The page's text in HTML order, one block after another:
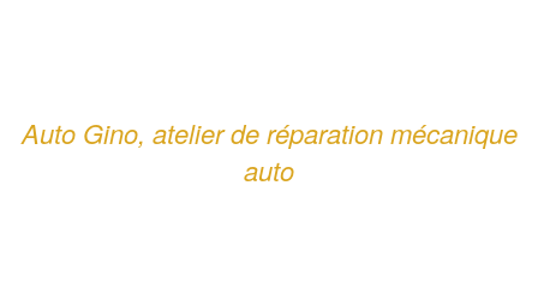
Auto Gino, atelier de réparation mécanique
auto